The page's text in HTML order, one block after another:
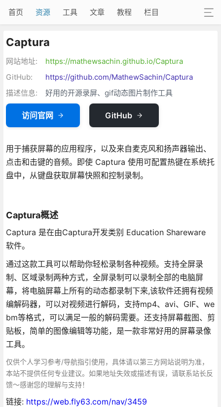
首页 资源 工具 文章 教程 栏目
Captura
网站地址:
https://mathewsachin.github.io/Captura
GitHub:
https://github.com/MathewSachin/Captura
描述信息:
好用的开源录屏、gif动态图片制作工具
访问官网 GitHub
用于捕获屏幕的应用程序，以及来自麦克风和扬声器输出、
点击和击键的音频。即使 Captura 使用可配置热键在系统托
盘中，从键盘获取屏幕快照和控制录制。
Captura概述
Captura 是在由Captura开发类别 Education Shareware
软件。
通过这款工具可以帮助你轻松录制各种视频。支持全屏录
制、区域录制两种方式，全屏录制可以录制全部的电脑屏
幕，将电脑屏幕上所有的动态都录制下来,该软件还拥有视频
编解码器，可以对视频进行解码，支持mp4、avi、GIF、we
bm等格式，可以满足一般的解码需要。还支持屏幕截图、剪
贴板，简单的图像编辑等功能，是一款非常好用的屏幕录像
工具。
仅供个人学习参考/导航指引使用，具体请以第三方网站说明为准，
本站不提供任何专业建议。如果地址失效或描述有误，请联系站长反
馈～感谢您的理解与支持！
链接: https://web.fly63.com/nav/3459